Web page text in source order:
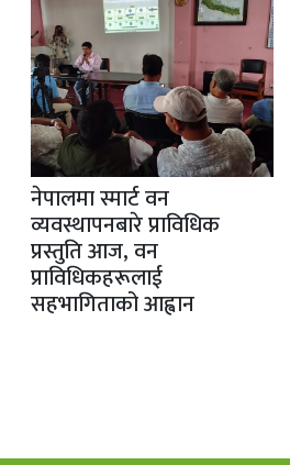
नेपालमा स्मार्ट वन
व्यवस्थापनबारे प्राविधिक
प्रस्तुति आज, वन
प्राविधिकहरूलाई
सहभागिताको आह्वान